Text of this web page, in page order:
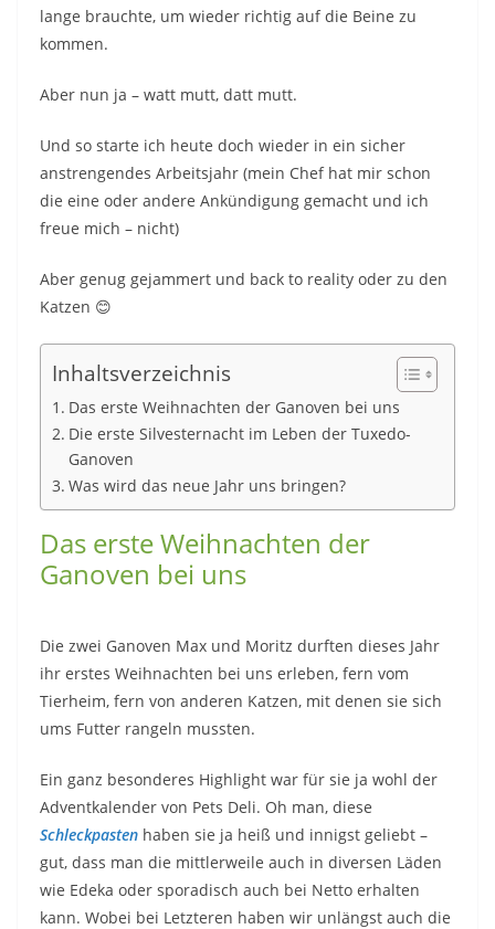
lange brauchte, um wieder richtig auf die Beine zu
kommen.
Aber nun ja – watt mutt, datt mutt.
Und so starte ich heute doch wieder in ein sicher
anstrengendes Arbeitsjahr (mein Chef hat mir schon
die eine oder andere Ankündigung gemacht und ich
freue mich – nicht)
Aber genug gejammert und back to reality oder zu den
Katzen 😊
Inhaltsverzeichnis
Das erste Weihnachten der Ganoven bei uns
Die erste Silvesternacht im Leben der Tuxedo-
Ganoven
Was wird das neue Jahr uns bringen?
Das erste Weihnachten der
Ganoven bei uns
Die zwei Ganoven Max und Moritz durften dieses Jahr
ihr erstes Weihnachten bei uns erleben, fern vom
Tierheim, fern von anderen Katzen, mit denen sie sich
ums Futter rangeln mussten.
Ein ganz besonderes Highlight war für sie ja wohl der
Adventkalender von Pets Deli. Oh man, diese
Schleckpasten haben sie ja heiß und innigst geliebt –
gut, dass man die mittlerweile auch in diversen Läden
wie Edeka oder sporadisch auch bei Netto erhalten
kann. Wobei bei Letzteren haben wir unlängst auch die